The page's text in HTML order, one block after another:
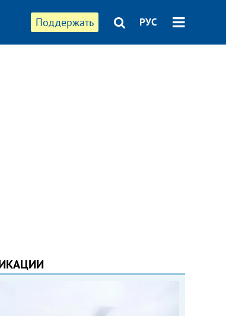
Поддержать РУС